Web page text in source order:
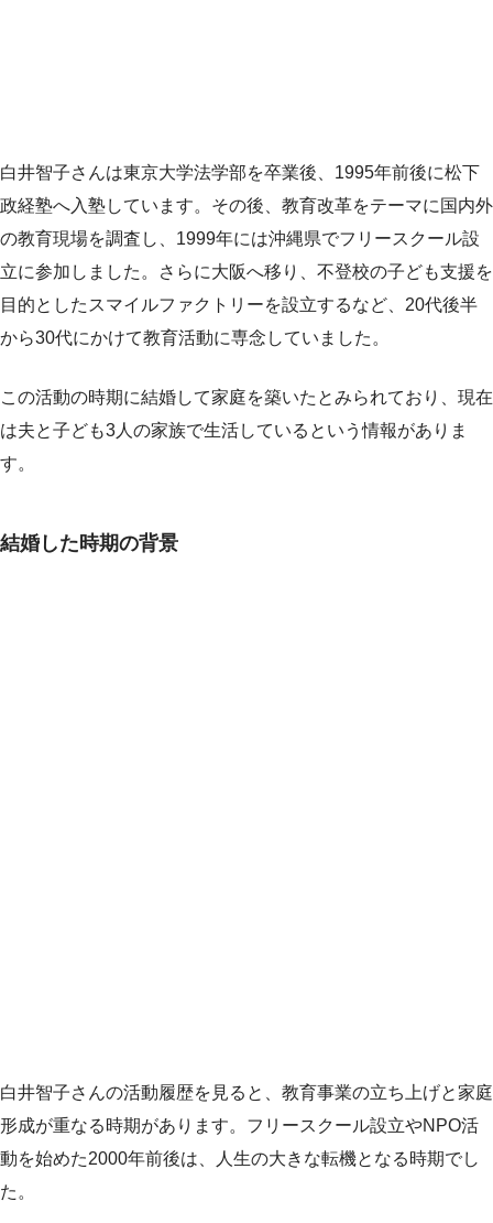
白井智子さんは東京大学法学部を卒業後、1995年前後に松下
政経塾へ入塾しています。その後、教育改革をテーマに国内外
の教育現場を調査し、1999年には沖縄県でフリースクール設
立に参加しました。さらに大阪へ移り、不登校の子ども支援を
目的としたスマイルファクトリーを設立するなど、20代後半
から30代にかけて教育活動に専念していました。
この活動の時期に結婚して家庭を築いたとみられており、現在
は夫と子ども3人の家族で生活しているという情報がありま
す。
結婚した時期の背景
白井智子さんの活動履歴を見ると、教育事業の立ち上げと家庭
形成が重なる時期があります。フリースクール設立やNPO活
動を始めた2000年前後は、人生の大きな転機となる時期でし
た。